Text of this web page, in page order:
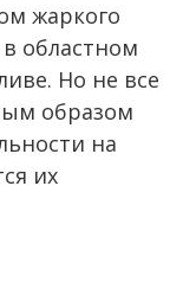
жаркого
областном
Но не все
образом
на
их